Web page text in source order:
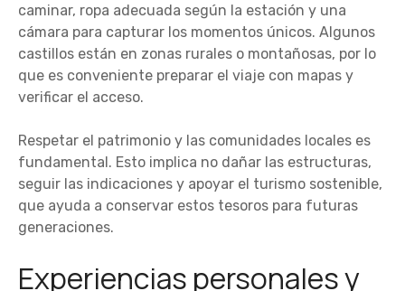
caminar, ropa adecuada según la estación y una
cámara para capturar los momentos únicos. Algunos
castillos están en zonas rurales o montañosas, por lo
que es conveniente preparar el viaje con mapas y
verificar el acceso.
Respetar el patrimonio y las comunidades locales es
fundamental. Esto implica no dañar las estructuras,
seguir las indicaciones y apoyar el turismo sostenible,
que ayuda a conservar estos tesoros para futuras
generaciones.
Experiencias personales y